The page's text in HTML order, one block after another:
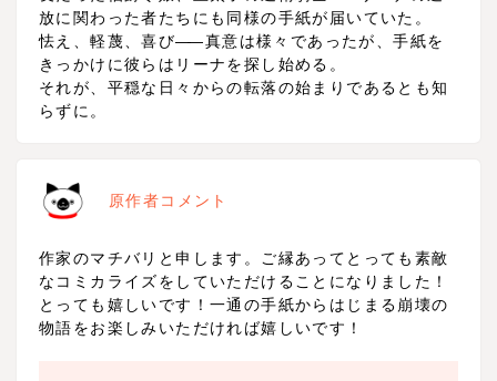
放に関わった者たちにも同様の手紙が届いていた。
怯え、軽蔑、喜び――真意は様々であったが、手紙を
きっかけに彼らはリーナを探し始める。
それが、平穏な日々からの転落の始まりであるとも知
らずに。
原作者コメント
作家のマチバリと申します。ご縁あってとっても素敵
なコミカライズをしていただけることになりました！
とっても嬉しいです！一通の手紙からはじまる崩壊の
物語をお楽しみいただければ嬉しいです！